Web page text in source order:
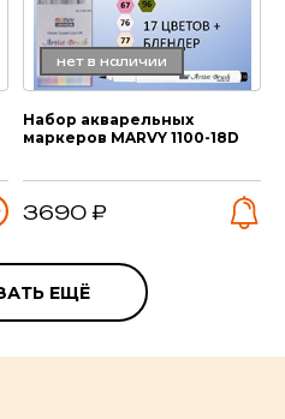
нет в наличии
Набор акварельных
маркеров MARVY 1100-18D
3690 ₽
ЕЩЁ